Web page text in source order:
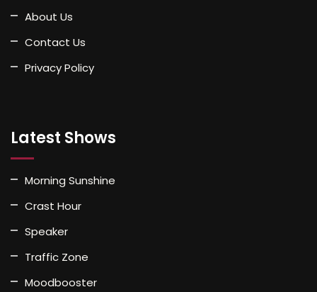
About Us
Contact Us
Privacy Policy
Latest Shows
Morning Sunshine
Crast Hour
Speaker
Traffic Zone
Moodbooster